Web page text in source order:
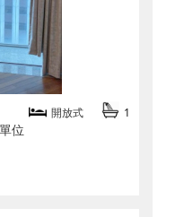
開放式 1
位